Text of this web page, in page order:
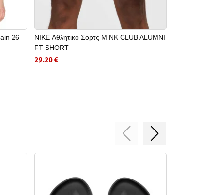
26
NIKE Αθλητικό Σορτς M NK CLUB ALUMNI
FT SHORT
29.20 €